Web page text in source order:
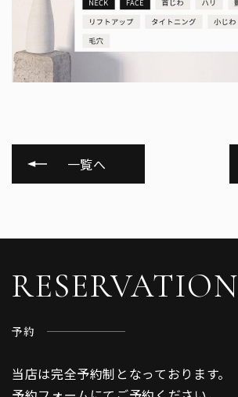
一覧へ
RESERVATION
予約
当店は完全予約制となっております。